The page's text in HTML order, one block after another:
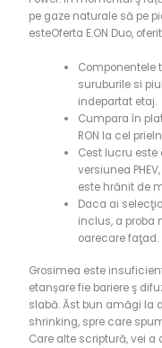
pe gaze naturale să pe
esteOferta E.ON Duo,
Componentele
suruburile si
indepartat etaj.
Cumpara în
RON la cel
Cest lucru
versiunea
este hrănit de
Daca ai
inclus, a proba
oarecare faţad.
Grosimea este
etanșare fie bariere ş
slabă. Ăst bun amăgi la
shrinking, spre care
Care alte scriptură, vei